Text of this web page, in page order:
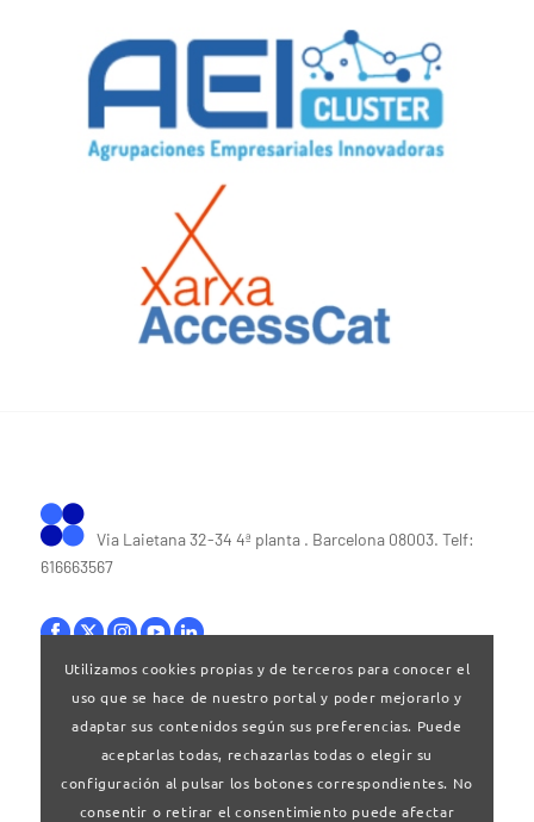
Via Laietana 32-34 4ª planta . Barcelona 08003. Telf:
616663567
Bases legales|Política de privacitat
Utilizamos cookies propias y de terceros para conocer el
uso que se hace de nuestro portal y poder mejorarlo y
adaptar sus contenidos según sus preferencias. Puede
aceptarlas todas, rechazarlas todas o elegir su
configuración al pulsar los botones correspondientes. No
consentir o retirar el consentimiento puede afectar